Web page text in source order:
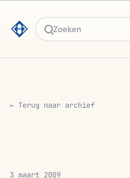
Zoeken
← Terug naar archief
3 maart 2009